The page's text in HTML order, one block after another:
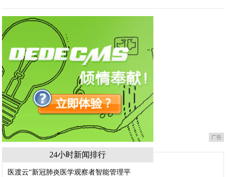
广告
24小时新闻排行
医渡云“新冠肺炎医学观察者智能管理平